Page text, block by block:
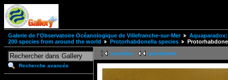
Galerie de l'Observatoire Océanologique de Villefranche-sur-Mer
200 species from around the world
Protorhabdonella species
Recherche avancée
première précédente